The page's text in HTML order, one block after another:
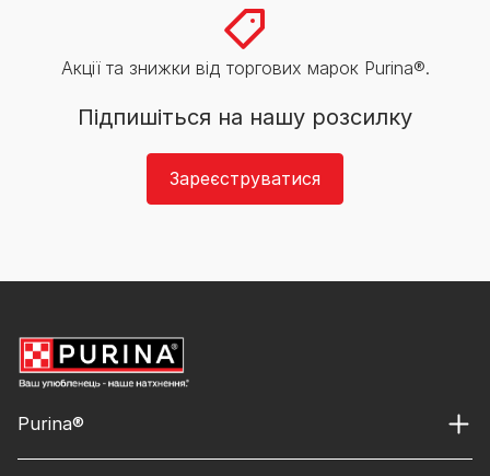
Акції та знижки від торгових марок Purina®.
Підпишіться на нашу розсилку
Зареєструватися
Purina®